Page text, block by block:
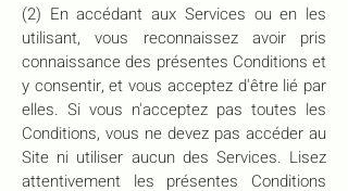
(2) En accédant aux Services ou en les
utilisant, vous reconnaissez avoir pris
connaissance des présentes Conditions et
y consentir, et vous acceptez d'être lié par
elles. Si vous n'acceptez pas toutes les
Conditions, vous ne devez pas accéder au
Site ni utiliser aucun des Services. Lisez
attentivement les présentes Conditions